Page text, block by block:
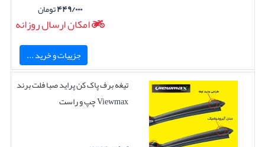
۴۴۹/۰۰۰تومان
امکان ارسال روزانه
جزییات و خرید ...
تیغه برف پاک کن پراید صبا فلت برند
Viewmax چپ و راست